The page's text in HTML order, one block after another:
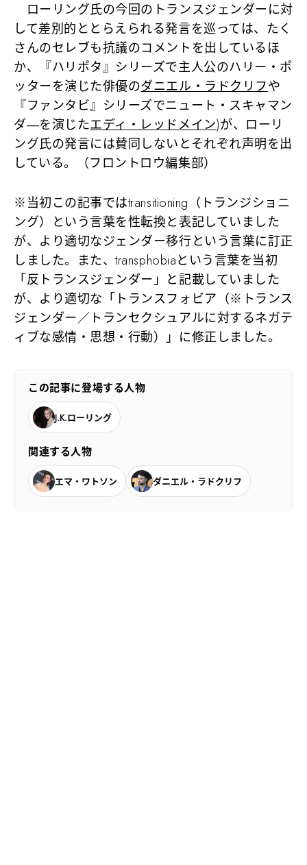
ローリング氏の今回のトランスジェンダーに対
して差別的ととらえられる発言を巡っては、たく
さんのセレブも抗議のコメントを出しているほ
か、『ハリポタ』シリーズで主人公のハリー・ポ
ッターを演じた俳優のダニエル・ラドクリフや
『ファンタビ』シリーズでニュート・スキャマン
ダ―を演じたエディ・レッドメイン)が、ローリ
ング氏の発言には賛同しないとそれぞれ声明を出
している。（フロントロウ編集部）
※当初この記事ではtransitioning（トランジショニ
ング）という言葉を性転換と表記していました
が、より適切なジェンダー移行という言葉に訂正
しました。また、transphobiaという言葉を当初
「反トランスジェンダー」と記載していました
が、より適切な「トランスフォビア（※トランス
ジェンダー／トランセクシュアルに対するネガテ
ィブな感情・思想・行動）」に修正しました。
この記事に登場する人物
J.K.ローリング
関連する人物
エマ・ワトソン ダニエル・ラドクリフ